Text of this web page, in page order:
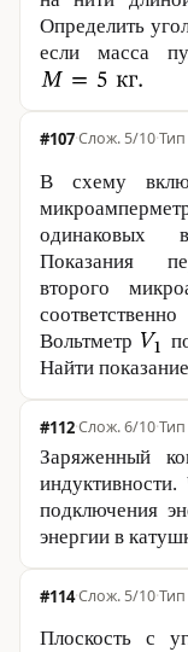
Определить
если масса
#107· 5/10·
В схему
одинаковых
Показания
второго
соответственно
Вольтметр
Найти
#112· 6/10·
Заряженный
подключения
энергии в
#114· 5/10·
Плоскость с